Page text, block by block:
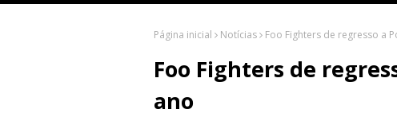
Página inicial Notícias Foo Fighters de regresso a
Foo Fighters de
ano